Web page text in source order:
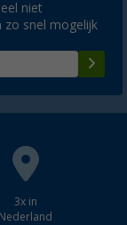
niet
zo snel mogelijk
3x in
Nederland